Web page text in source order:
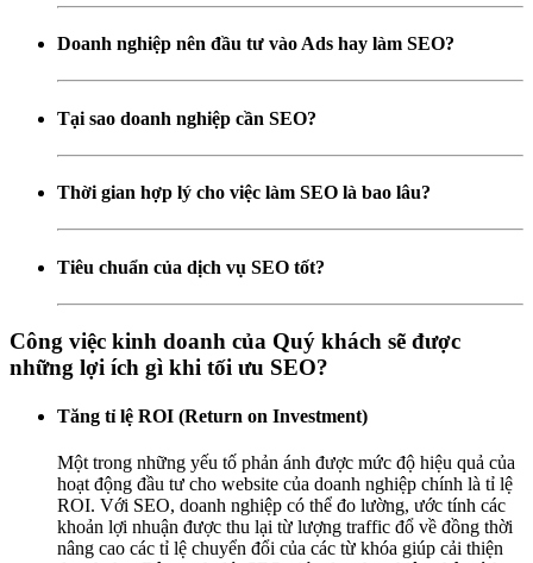
Doanh nghiệp nên đầu tư vào Ads hay làm SEO?
Tại sao doanh nghiệp cần SEO?
Thời gian hợp lý cho việc làm SEO là bao lâu?
Tiêu chuẩn của dịch vụ SEO tốt?
Công việc kinh doanh của Quý khách sẽ được
những lợi ích gì khi tối ưu SEO?
Tăng tỉ lệ ROI (Return on Investment)
Một trong những yếu tố phản ánh được mức độ hiệu quả của
hoạt động đầu tư cho website của doanh nghiệp chính là tỉ lệ
ROI. Với SEO, doanh nghiệp có thể đo lường, ước tính các
khoản lợi nhuận được thu lại từ lượng traffic đổ về đồng thời
nâng cao các tỉ lệ chuyển đổi của các từ khóa giúp cải thiện